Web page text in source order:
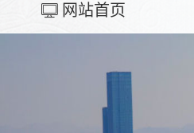
网站首页